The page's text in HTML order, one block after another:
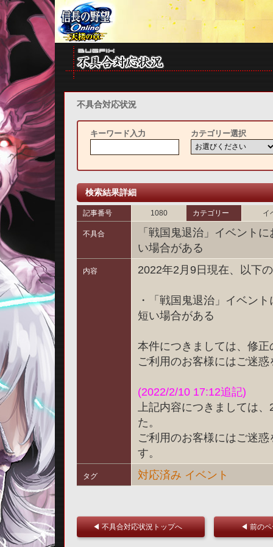
不具合対応状況
キーワード入力 カテゴリー選択
検索結果詳細
記事番号 1080 カテゴリー イ
不具合
「戦国鬼退治」イベント
い場合がある
内容 2022年2月9日現在、以下
・「戦国鬼退治」イベン
短い場合がある
本件につきましては、修
ご利用のお客様にはご迷
(2022/2/10 17:12追記)
上記内容につきましては
た。
ご利用のお客様にはご迷
す。
タグ 対応済み イベント
◀ 不具合対応状況トップへ ◀ 前の